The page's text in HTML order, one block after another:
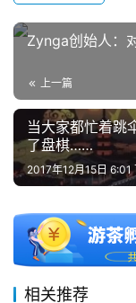
7
月
3
0
日
茶
对
Zynga创始人：
上一篇
当大家都忙着跳
了盘棋……
2017年12月15日 6:01
相关推荐